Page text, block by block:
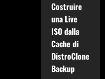
Costruire
una Live
ISO dalla
Cache di
DistroClone
Backup